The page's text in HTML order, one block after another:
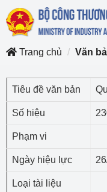
Trang chủ
Văn
Tiêu đề văn bản
Số hiệu
Phạm vi
Ngày hiệu lực
Loại tài liệu